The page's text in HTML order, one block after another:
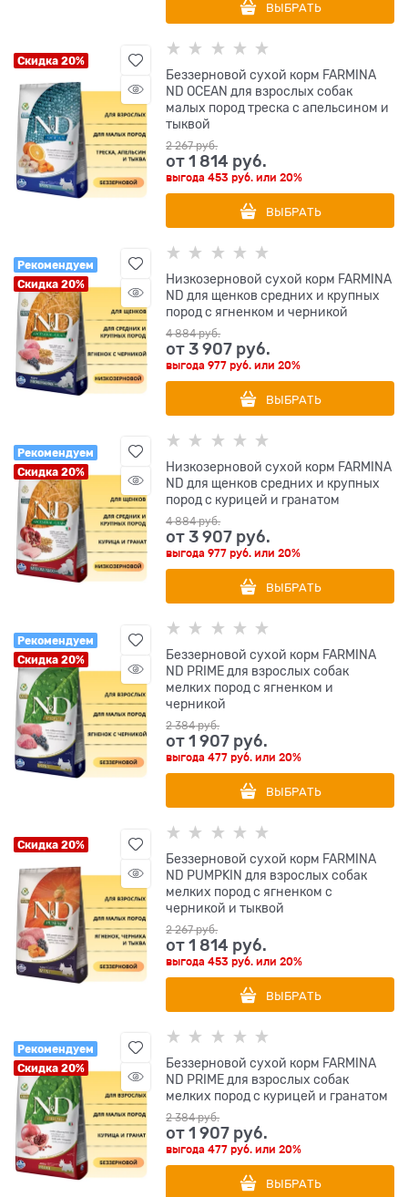
ВЫБРАТЬ
Скидка 20%
Беззерновой cухой корм FARMINA
ND OCEAN для взрослых собак
малых пород треска с апельсином и
тыквой
2 267 руб.
от1 814 руб.
выгода453 руб. или20%
ВЫБРАТЬ
Рекомендуем
Скидка 20%
Низкозерновой cухой корм FARMINA
ND для щенков средних и крупных
пород с ягненком и черникой
4 884 руб.
от3 907 руб.
выгода977 руб. или20%
ВЫБРАТЬ
Рекомендуем
Скидка 20%
Низкозерновой cухой корм FARMINA
ND для щенков средних и крупных
пород с курицей и гранатом
4 884 руб.
от3 907 руб.
выгода977 руб. или20%
ВЫБРАТЬ
Рекомендуем
Скидка 20%
Беззерновой cухой корм FARMINA
ND PRIME для взрослых собак
мелких пород с ягненком и
черникой
2 384 руб.
от1 907 руб.
выгода477 руб. или20%
ВЫБРАТЬ
Скидка 20%
Беззерновой cухой корм FARMINA
ND PUMPKIN для взрослых собак
мелких пород с ягненком с
черникой и тыквой
2 267 руб.
от1 814 руб.
выгода453 руб. или20%
ВЫБРАТЬ
Рекомендуем
Скидка 20%
Беззерновой cухой корм FARMINA
ND PRIME для взрослых собак
мелких пород с курицей и гранатом
2 384 руб.
от1 907 руб.
выгода477 руб. или20%
ВЫБРАТЬ